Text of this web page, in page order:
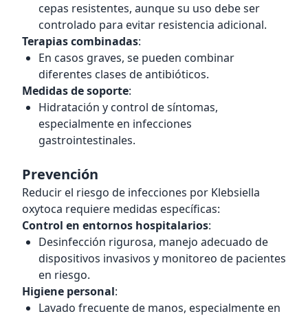
cepas resistentes, aunque su uso debe ser
controlado para evitar resistencia adicional.
Terapias combinadas:
En casos graves, se pueden combinar
diferentes clases de antibióticos.
Medidas de soporte:
Hidratación y control de síntomas,
especialmente en infecciones
gastrointestinales.
Prevención
Reducir el riesgo de infecciones por Klebsiella
oxytoca requiere medidas específicas:
Control en entornos hospitalarios:
Desinfección rigurosa, manejo adecuado de
dispositivos invasivos y monitoreo de pacientes
en riesgo.
Higiene personal:
Lavado frecuente de manos, especialmente en